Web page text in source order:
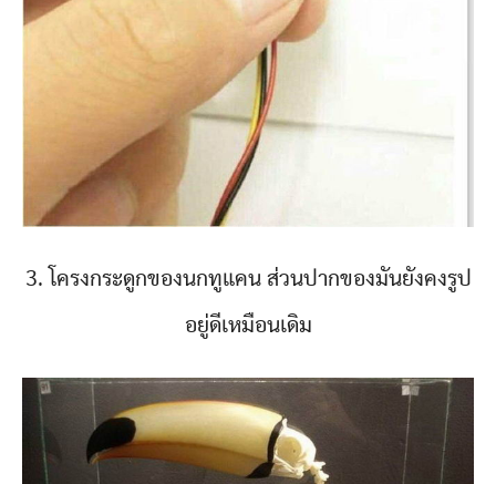
3. โครงกระดูกของนกทูแคน ส่วนปากของมันยังคงรูป
อยู่ดีเหมือนเดิม